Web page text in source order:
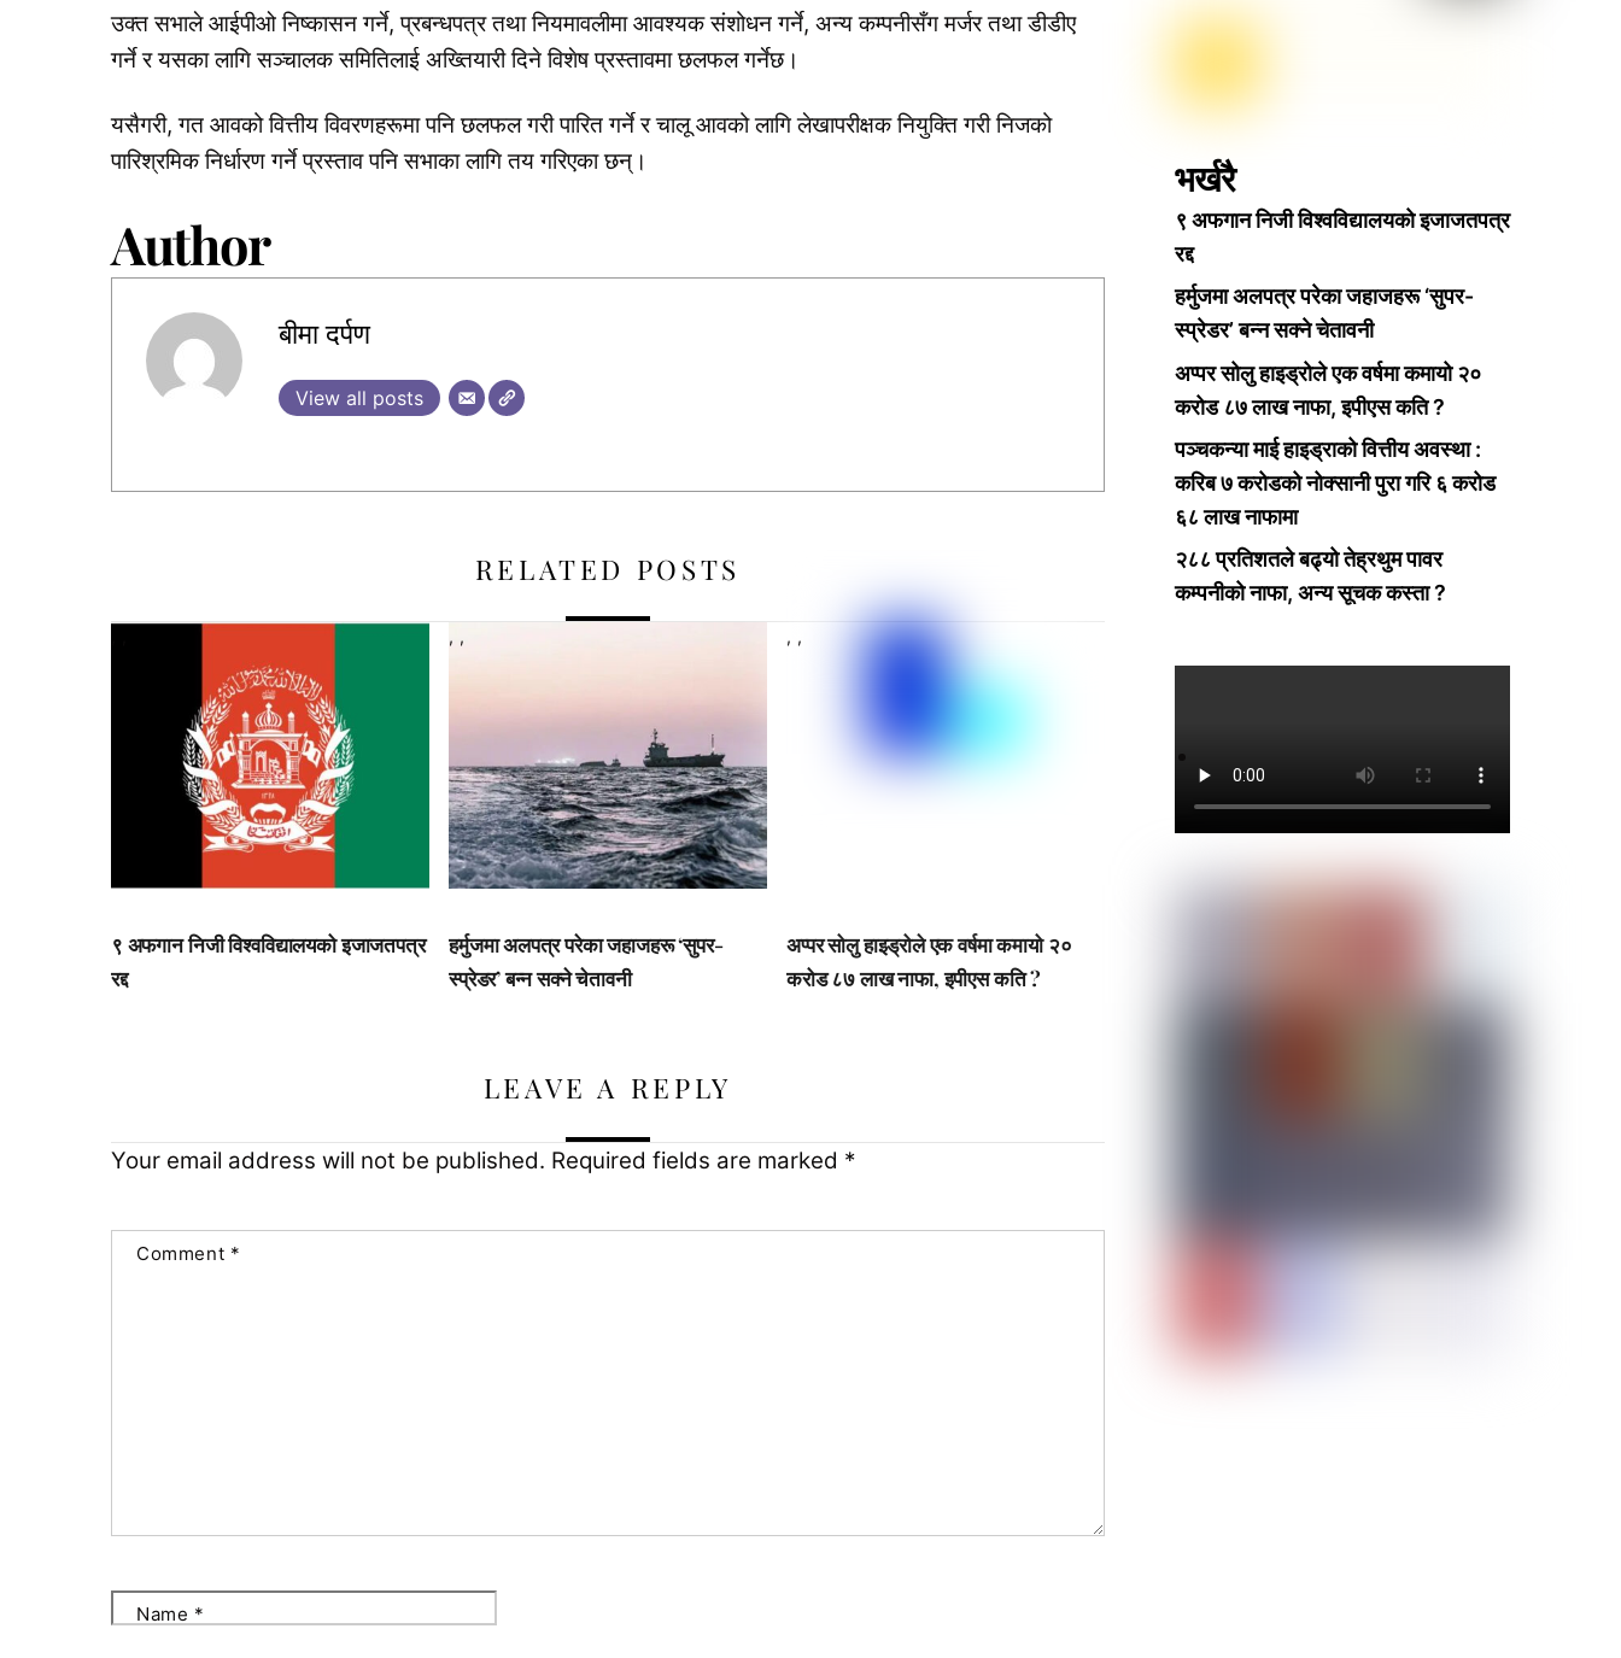
उक्त सभाले आईपीओ निष्कासन गर्ने, प्रबन्धपत्र तथा नियमावलीमा आवश्यक संशोधन गर्ने, अन्य कम्पनीसँग मर्जर तथा डीडीए
गर्ने र यसका लागि सञ्चालक समितिलाई अख्तियारी दिने विशेष प्रस्तावमा छलफल गर्नेछ।
यसैगरी, गत आवको वित्तीय विवरणहरूमा पनि छलफल गरी पारित गर्ने र चालू आवको लागि लेखापरीक्षक नियुक्ति गरी निजको
पारिश्रमिक निर्धारण गर्ने प्रस्ताव पनि सभाका लागि तय गरिएका छन्।
Author
बीमा दर्पण
View all posts
RELATED POSTS
९ अफगान निजी विश्वविद्यालयको इजाजतपत्र
रद्द
, ,
हर्मुजमा अलपत्र परेका जहाजहरू ‘सुपर-
स्प्रेडर’ बन्न सक्ने चेतावनी
, ,
अप्पर सोलु हाइड्रोले एक वर्षमा कमायो २०
करोड ८७ लाख नाफा, इपीएस कति ?
LEAVE A REPLY
Your email address will not be published. Required fields are marked *
Comment *
Name *
भर्खरै
९ अफगान निजी विश्वविद्यालयको इजाजतपत्र
रद्द
हर्मुजमा अलपत्र परेका जहाजहरू ‘सुपर-
स्प्रेडर’ बन्न सक्ने चेतावनी
अप्पर सोलु हाइड्रोले एक वर्षमा कमायो २०
करोड ८७ लाख नाफा, इपीएस कति ?
पञ्चकन्या माई हाइड्राको वित्तीय अवस्था :
करिब ७ करोडको नोक्सानी पुरा गरि ६ करोड
६८ लाख नाफामा
२८८ प्रतिशतले बढ्यो तेह्रथुम पावर
कम्पनीको नाफा, अन्य सूचक कस्ता ?